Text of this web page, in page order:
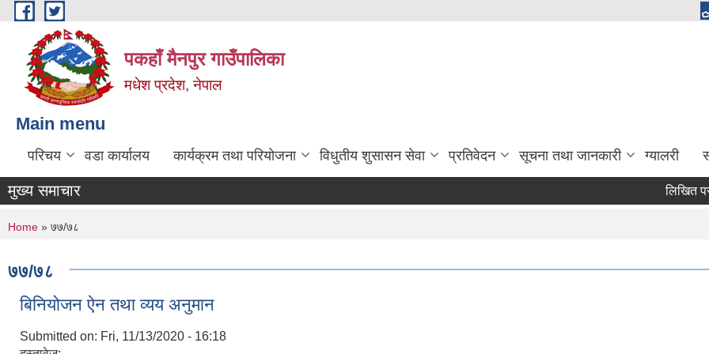
Skip to main content
पकहाँ मैनपुर गाउँपालिका
मधेश प्रदेश, नेपाल
Main menu
परिचय वडा कार्यालय कार्यक्रम तथा परियोजना विधुतीय शुसासन सेवा प्रतिवेदन सूचना तथा जानकारी ग्यालरी
मुख्य समाचार लिखित
You are here
Home » ७७/७८
७७/७८
बिनियोजन ऐन तथा व्यय अनुमान
Submitted on: Fri, 11/13/2020 - 16:18